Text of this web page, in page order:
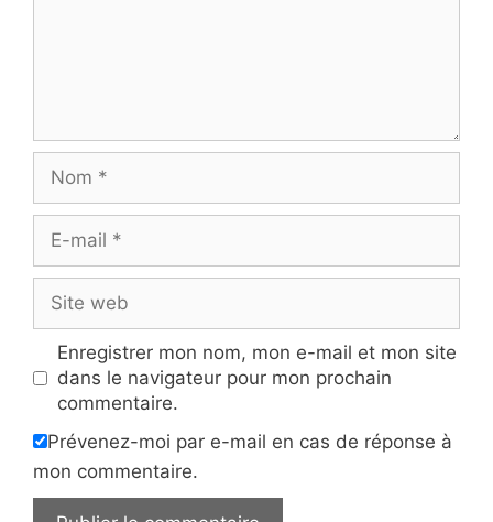
mail
web
Enregistrer mon nom, mon e-mail et mon site
dans le navigateur pour mon prochain
commentaire.
Prévenez-moi par e-mail en cas de réponse à
mon commentaire.